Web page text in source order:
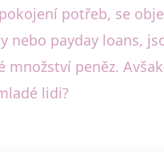
potřeb, se
nebo payday loans,
peněz.
lidi?